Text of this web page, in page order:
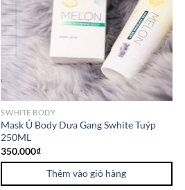
SWHITE BODY
Mask Ủ Body Dưa Gang Swhite Tuýp
250ML
350.000₫
Thêm vào giỏ hàng